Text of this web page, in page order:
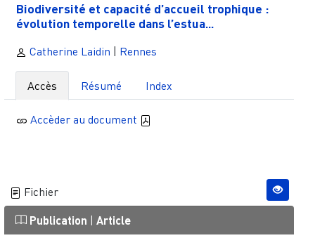
Biodiversité et capacité d’accueil trophique :
évolution temporelle dans l’estua...
Catherine Laidin Rennes
Accès Résumé Index
Accèder au document
Fichier
Publication | Article